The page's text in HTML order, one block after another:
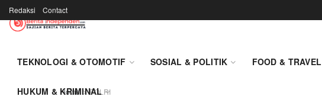
Redaksi Contact
TEKNOLOGI & OTOMOTIF SOSIAL & POLITIK FOOD & TRAVEL
HUKUM & KRIMINAL
Home POLRI